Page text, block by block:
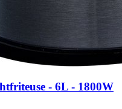
- 6L - 1800W